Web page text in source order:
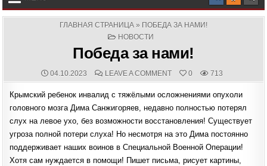
ГЛАВНАЯ СТРАНИЦА » ПОБЕДА ЗА НАМИ!
POSTED
НОВОСТИ
Победа за нами!
PUBLISHED
DATE:
04.10.2023 COMMENTS:
LEAVE A COMMENTON
ПОБЕДА
НАМИ!
0 713
Крымский ребенок инвалид с тяжёлыми осложнениями опухоли
головного мозга Дима Санжигоряев, недавно полностью потерял
слух на левое ухо, без возможности восстановления! Существует
угроза полной потери слуха! Но несмотря на это Дима постоянно
поддерживает наших воинов в Специальной Военной Операции!
Хотя сам нуждается в помощи! Пишет письма, рисует картины,